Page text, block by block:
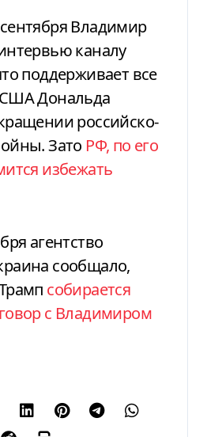
Владимир
каналу
поддерживает все
Дональда
российско-
Зато РФ, по его
избежать
агентство
сообщало,
собирается
с Владимиром